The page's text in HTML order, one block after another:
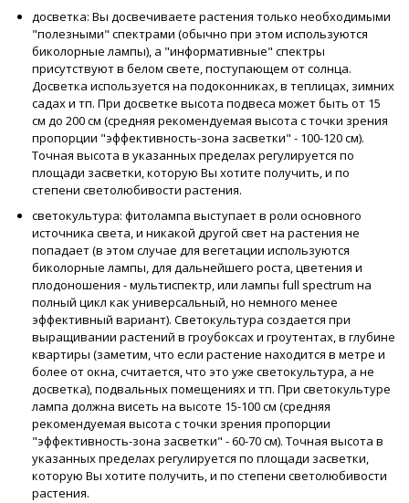
досветка: Вы досвечиваете растения только необходимыми
"полезными" спектрами (обычно при этом используются
биколорные лампы), а "информативные" спектры
присутствуют в белом свете, поступающем от солнца.
Досветка используется на подоконниках, в теплицах, зимних
садах и тп. При досветке высота подвеса может быть от 15
см до 200 см (средняя рекомендуемая высота с точки зрения
пропорции "эффективность-зона засветки" - 100-120 см).
Точная высота в указанных пределах регулируется по
площади засветки, которую Вы хотите получить, и по
степени светолюбивости растения.
светокультура: фитолампа выступает в роли основного
источника света, и никакой другой свет на растения не
попадает (в этом случае для вегетации используются
биколорные лампы, для дальнейшего роста, цветения и
плодоношения - мультиспектр, или лампы full spectrum на
полный цикл как универсальный, но немного менее
эффективный вариант). Светокультура создается при
выращивании растений в гроубоксах и гроутентах, в глубине
квартиры (заметим, что если растение находится в метре и
более от окна, считается, что это уже светокультура, а не
досветка), подвальных помещениях и тп. При светокультуре
лампа должна висеть на высоте 15-100 см (средняя
рекомендуемая высота с точки зрения пропорции
"эффективность-зона засветки" - 60-70 см). Точная высота в
указанных пределах регулируется по площади засветки,
которую Вы хотите получить, и по степени светолюбивости
растения.